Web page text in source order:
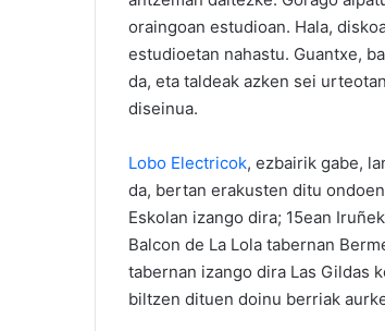
oraingoan estudioan. Hala,
estudioetan nahastu. Guantxe,
da, eta taldeak azken sei
diseinua.
Lobo Electricok, ezbairik gabe,
da, bertan erakusten ditu
Eskolan izango dira; 15ean
Balcon de La Lola tabernan
tabernan izango dira Las Gildas
biltzen dituen doinu berriak